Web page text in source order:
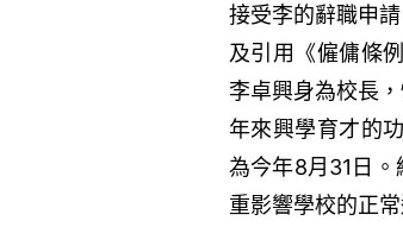
接受李的辭職申
及引用《僱傭條
李卓興身為校長
年來興學育才的
為今年8月31日
重影響學校的正